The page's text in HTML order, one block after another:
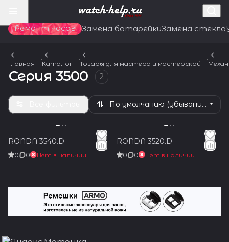
Ремонт часов Замена батарейкиЗамена стекла
Главная Каталог Товары для мастера и мастерской
Серия 3500 2
По умолчанию (убывание)
RONDA 3540.D
0 0 Нет в наличии
RONDA 3520.D
0 0 Нет в наличии